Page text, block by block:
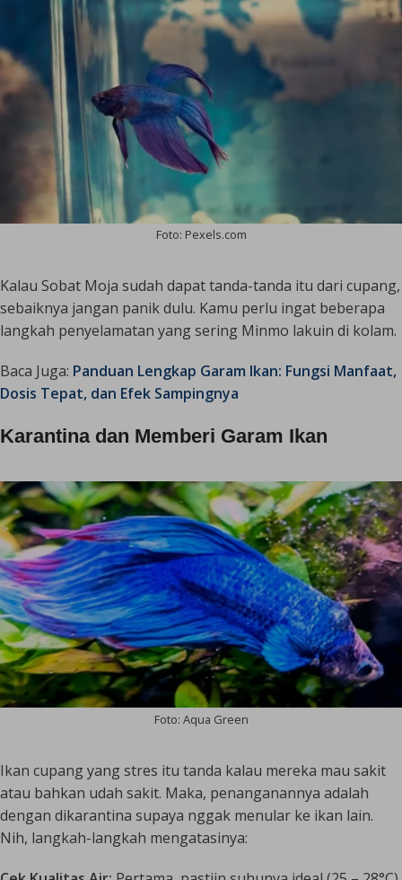
Foto: Pexels.com
Kalau Sobat Moja sudah dapat tanda-tanda itu dari cupang,
sebaiknya jangan panik dulu. Kamu perlu ingat beberapa
langkah penyelamatan yang sering Minmo lakuin di kolam.
Baca Juga: Panduan Lengkap Garam Ikan: Fungsi Manfaat,
Dosis Tepat, dan Efek Sampingnya
Karantina dan Memberi Garam Ikan
Foto: Aqua Green
Ikan cupang yang stres itu tanda kalau mereka mau sakit
atau bahkan udah sakit. Maka, penanganannya adalah
dengan dikarantina supaya nggak menular ke ikan lain.
Nih, langkah-langkah mengatasinya: